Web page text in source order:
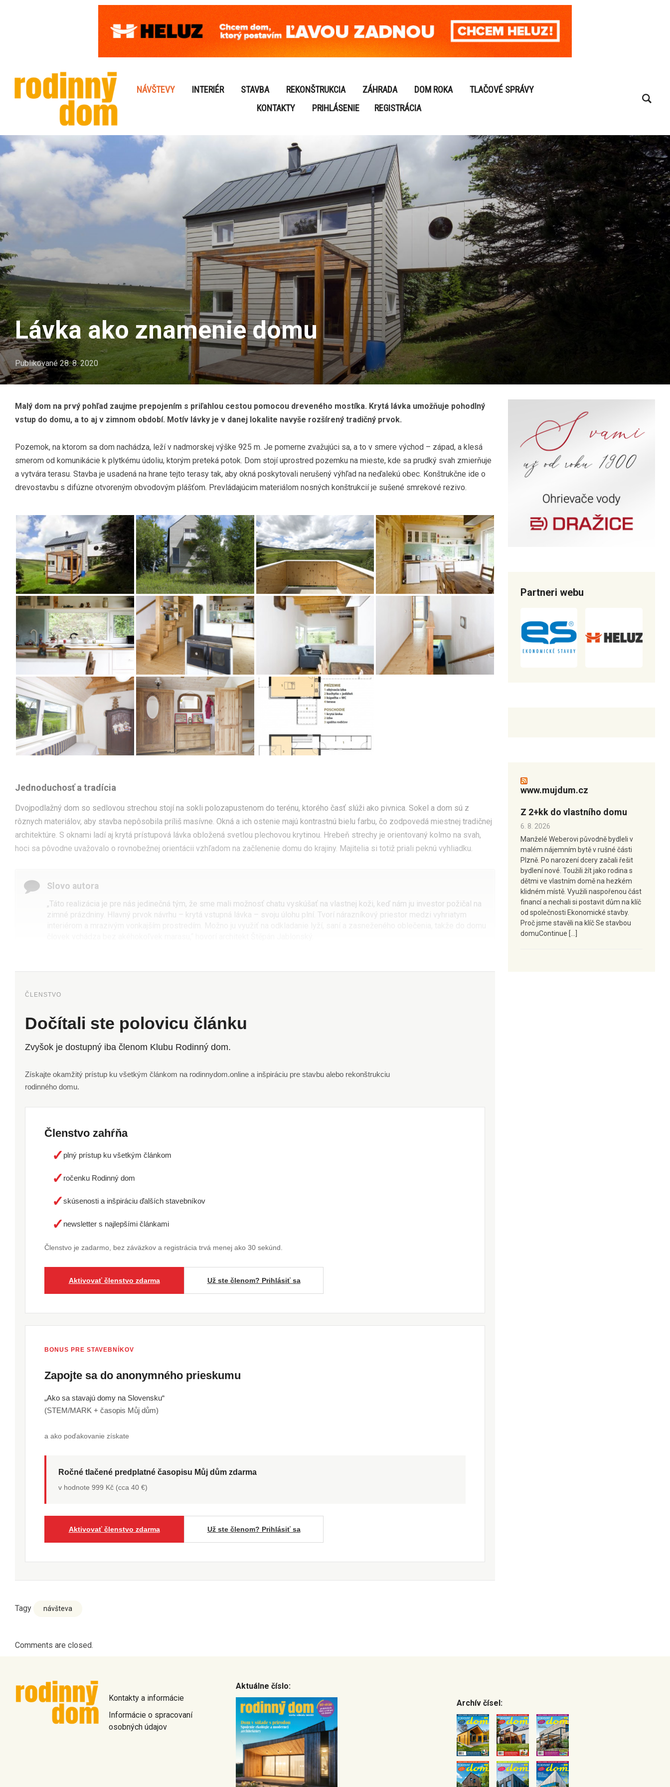
NÁVŠTEVY INTERIÉR STAVBA REKONŠTRUKCIA ZÁHRADA DOM ROKA
TLAČOVÉ SPRÁVY
KONTAKTY
PRIHLÁSENIE REGISTRÁCIA
Lávka ako znamenie domu
Publikované 28. 8. 2020
Malý dom na prvý pohľad zaujme prepojením s priľahlou cestou pomocou dreveného mostíka. Krytá lávka umožňuje pohodlný
vstup do domu, a to aj v zimnom období. Motív lávky je v danej lokalite navyše rozšírený tradičný prvok.
Pozemok, na ktorom sa dom nachádza, leží v nadmorskej výške 925 m. Je pomerne zvažujúci sa, a to v smere východ – západ, a klesá
smerom od komunikácie k plytkému údoliu, ktorým preteká potok. Dom stojí uprostred pozemku na mieste, kde sa prudký svah zmierňuje
a vytvára terasu. Stavba je usadená na hrane tejto terasy tak, aby okná poskytovali nerušený výhľad na neďalekú obec. Konštrukčne ide o
drevostavbu s difúzne otvoreným obvodovým plášťom. Prevládajúcim materiálom nosných konštrukcií je sušené smrekové rezivo.
Jednoduchosť a tradícia
Dvojpodlažný dom so sedlovou strechou stojí na sokli polozapustenom do terénu, ktorého časť slúži ako pivnica. Sokel a dom sú z
rôznych materiálov, aby stavba nepôsobila príliš masívne. Okná a ich ostenie majú kontrastnú bielu farbu, čo zodpovedá miestnej tradičnej
architektúre. S oknami ladí aj krytá prístupová lávka obložená svetlou plechovou krytinou. Hrebeň strechy je orientovaný kolmo na svah,
hoci sa pôvodne uvažovalo o rovnobežnej orientácii vzhľadom na začlenenie domu do krajiny. Majitelia si totiž priali peknú vyhliadku.
Slovo autora
„Táto realizácia je pre nás jedinečná tým, že sme mali možnosť chatu vyskúšať na vlastnej koži, keď nám ju investor požičal na
zimné prázdniny. Hlavný prvok návrhu – krytá vstupná lávka – svoju úlohu plní. Tvorí nárazníkový priestor medzi vyhriatym
ČLENSTVO
Dočítali ste polovicu článku
Zvyšok je dostupný iba členom Klubu Rodinný dom.
Získajte okamžitý prístup ku všetkým článkom na rodinnydom.online a inšpiráciu pre stavbu alebo rekonštrukciu
rodinného domu.
Členstvo zahŕňa
✓ plný prístup ku všetkým článkom
✓ ročenku Rodinný dom
✓skúsenosti a inšpiráciu ďalších stavebníkov
✓ newsletter s najlepšími článkami
Členstvo je zadarmo, bez záväzkov a registrácia trvá menej ako 30 sekúnd.
Aktivovať členstvo zdarma Už ste členom? Prihlásiť sa
BONUS PRE STAVEBNÍKOV
Zapojte sa do anonymného prieskumu
„Ako sa stavajú domy na Slovensku“
(STEM/MARK + časopis Můj dům)
a ako poďakovanie získate
Ročné tlačené predplatné časopisu Můj dům zdarma
v hodnote 999 Kč (cca 40 €)
Aktivovať členstvo zdarma Už ste členom? Prihlásiť sa
Tagy návšteva
Comments are closed.
Partneri webu
www.mujdum.cz
Z 2+kk do vlastního domu
6. 8. 2026
Manželé Weberovi původně bydleli v
malém nájemním bytě v rušné části
Plzně. Po narození dcery začali řešit
bydlení nové. Toužili žít jako rodina s
dětmi ve vlastním domě na hezkém
klidném místě. Využili naspořenou část
financí a nechali si postavit dům na klíč
od společnosti Ekonomické stavby.
Proč jsme stavěli na klíč Se stavbou
domuContinue […]
Kontakty a informácie
Informácie o spracovaní
osobných údajov
Aktuálne číslo:
Archív čísel: